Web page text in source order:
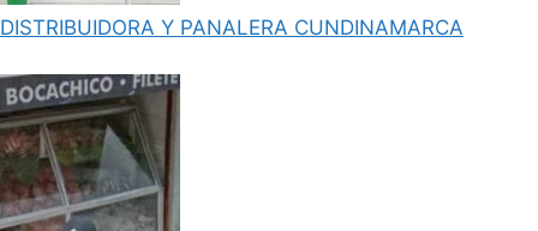
DISTRIBUIDORA Y PANALERA CUNDINAMARCA